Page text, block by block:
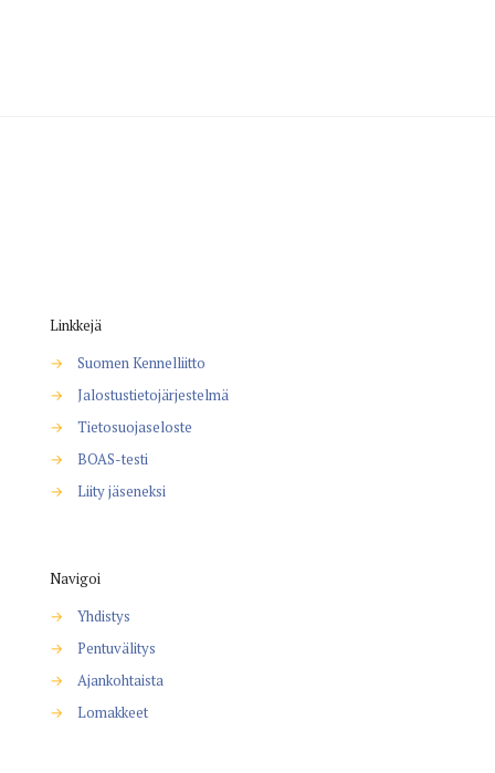
Linkkejä
→
Suomen Kennelliitto
→
Jalostustietojärjestelmä
→
Tietosuojaseloste
→
BOAS-testi
→
Liity jäseneksi
Navigoi
→
Yhdistys
→
Pentuvälitys
→
Ajankohtaista
→
Lomakkeet